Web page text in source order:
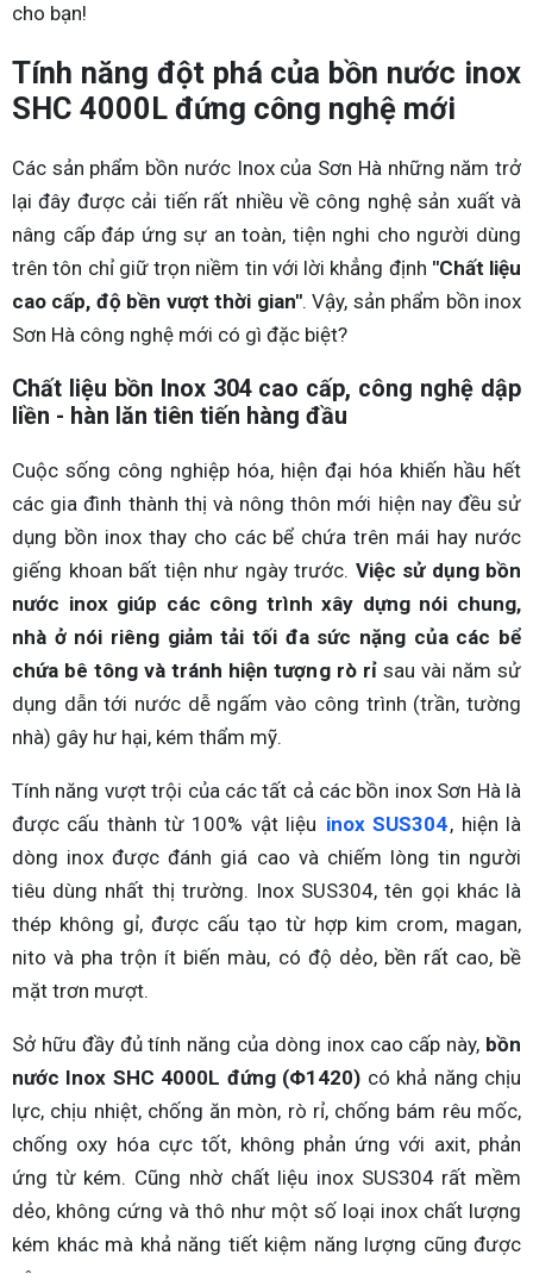
cho bạn!
Tính năng đột phá của bồn nước inox
SHC 4000L đứng công nghệ mới
Các sản phẩm bồn nước Inox của Sơn Hà những năm trở
lại đây được cải tiến rất nhiều về công nghệ sản xuất và
nâng cấp đáp ứng sự an toàn, tiện nghi cho người dùng
trên tôn chỉ giữ trọn niềm tin với lời khẳng định "Chất liệu
cao cấp, độ bền vượt thời gian". Vậy, sản phẩm bồn inox
Sơn Hà công nghệ mới có gì đặc biệt?
Chất liệu bồn Inox 304 cao cấp, công nghệ dập
liền - hàn lăn tiên tiến hàng đầu
Cuộc sống công nghiệp hóa, hiện đại hóa khiến hầu hết
các gia đình thành thị và nông thôn mới hiện nay đều sử
dụng bồn inox thay cho các bể chứa trên mái hay nước
giếng khoan bất tiện như ngày trước. Việc sử dụng bồn
nước inox giúp các công trình xây dựng nói chung,
nhà ở nói riêng giảm tải tối đa sức nặng của các bể
chứa bê tông và tránh hiện tượng rò rỉsau vài năm sử
dụng dẫn tới nước dễ ngấm vào công trình (trần, tường
nhà) gây hư hại, kém thẩm mỹ.
Tính năng vượt trội của các tất cả các bồn inox Sơn Hà là
được cấu thành từ 100% vật liệu inox SUS304, hiện là
dòng inox được đánh giá cao và chiếm lòng tin người
tiêu dùng nhất thị trường. Inox SUS304, tên gọi khác là
thép không gỉ, được cấu tạo từ hợp kim crom, magan,
nito và pha trộn ít biến màu, có độ dẻo, bền rất cao, bề
mặt trơn mượt.
Sở hữu đầy đủ tính năng của dòng inox cao cấp này, bồn
nước Inox SHC 4000L đứng (Φ1420) có khả năng chịu
lực, chịu nhiệt, chống ăn mòn, rò rỉ, chống bám rêu mốc,
chống oxy hóa cực tốt, không phản ứng với axit, phản
ứng từ kém. Cũng nhờ chất liệu inox SUS304 rất mềm
dẻo, không cứng và thô như một số loại inox chất lượng
kém khác mà khả năng tiết kiệm năng lượng cũng được